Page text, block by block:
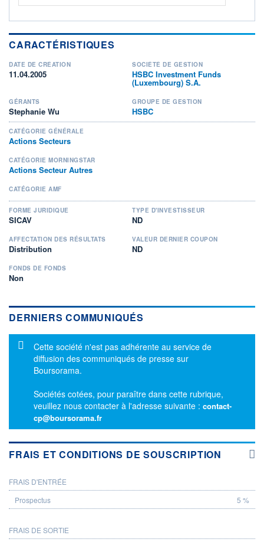
CARACTÉRISTIQUES
DATE DE CRÉATION
11.04.2005
SOCIÉTÉ DE GESTION
HSBC Investment Funds
(Luxembourg) S.A.
GÉRANTS
Stephanie Wu
GROUPE DE GESTION
HSBC
CATÉGORIE GÉNÉRALE
Actions Secteurs
CATÉGORIE MORNINGSTAR
Actions Secteur Autres
CATÉGORIE AMF
FORME JURIDIQUE
SICAV
TYPE D'INVESTISSEUR
ND
AFFECTATION DES RÉSULTATS
Distribution
VALEUR DERNIER COUPON
ND
FONDS DE FONDS
Non
DERNIERS COMMUNIQUÉS
Message d'information
Cette société n'est pas adhérente au service de
diffusion des communiqués de presse sur
Boursorama.
Sociétés cotées, pour paraître dans cette rubrique,
veuillez nous contacter à l'adresse suivante : contact-
cp@boursorama.fr
FRAIS ET CONDITIONS DE SOUSCRIPTION
PROSPECTUS
FRAIS D'ENTRÉE
5 %
FRAIS DE SORTIE